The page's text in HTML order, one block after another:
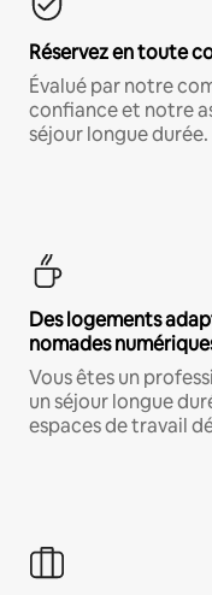
Réservez en toute
Évalué par notre
confiance et notre
séjour longue durée.
Des logements
nomades
Vous êtes un
un séjour longue
espaces de travail